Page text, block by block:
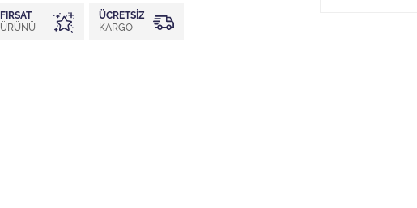
FIRSAT
ÜRÜNÜ
ÜCRETSIZ
KARGO